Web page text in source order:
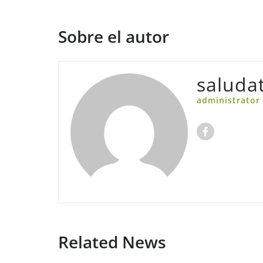
Sobre el autor
administrator
Related News